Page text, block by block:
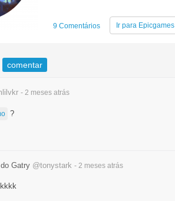
9 Comentários Ir para Epicgames
comentar
- 2 meses atrás
?
Gatry @tonystark - 2 meses atrás